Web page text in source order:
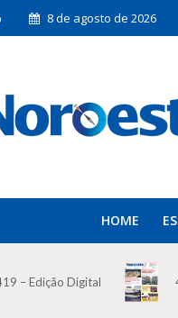
8 de agosto de 2026
HOME
– Edição Digital